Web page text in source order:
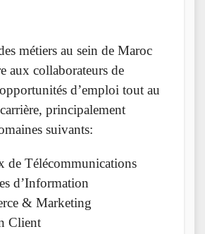
métiers au sein de Maroc
aux collaborateurs de
d’emploi tout au
principalement
suivants:
de Télécommunications
d’Information
& Marketing
Client